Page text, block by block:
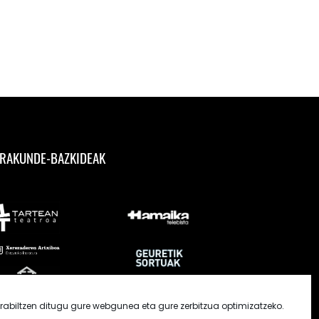
ditugu gure webgunea eta gure zerbitzua optimizatzeko.
BAZKIDEAK